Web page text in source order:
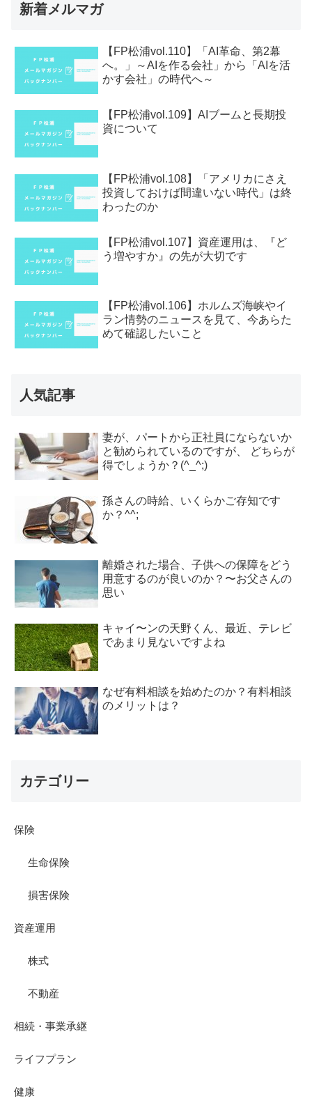
新着メルマガ
【FP松浦vol.110】「AI革命、第2幕
へ。」～AIを作る会社」から「AIを活
かす会社」の時代へ～
【FP松浦vol.109】AIブームと長期投
資について
【FP松浦vol.108】「アメリカにさえ
投資しておけば間違いない時代」は終
わったのか
【FP松浦vol.107】資産運用は、『ど
う増やすか』の先が大切です
【FP松浦vol.106】ホルムズ海峡やイ
ラン情勢のニュースを見て、今あらた
めて確認したいこと
人気記事
妻が、パートから正社員にならないか
と勧められているのですが、 どちらが
得でしょうか？(^_^;)
孫さんの時給、いくらかご存知です
か？^^;
離婚された場合、子供への保障をどう
用意するのが良いのか？〜お父さんの
思い
キャイ〜ンの天野くん、最近、テレビ
であまり見ないですよね
なぜ有料相談を始めたのか？有料相談
のメリットは？
カテゴリー
保険
生命保険
損害保険
資産運用
株式
不動産
相続・事業承継
ライフプラン
健康